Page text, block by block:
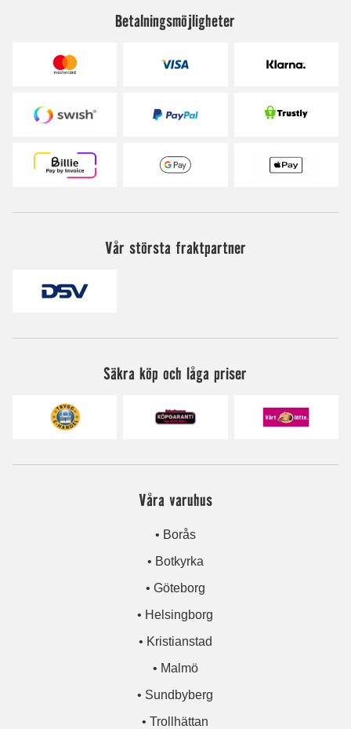
Betalningsmöjligheter
Vår största fraktpartner
Säkra köp och låga priser
Våra varuhus
• Borås
• Botkyrka
• Göteborg
• Helsingborg
• Kristianstad
• Malmö
• Sundbyberg
• Trollhättan